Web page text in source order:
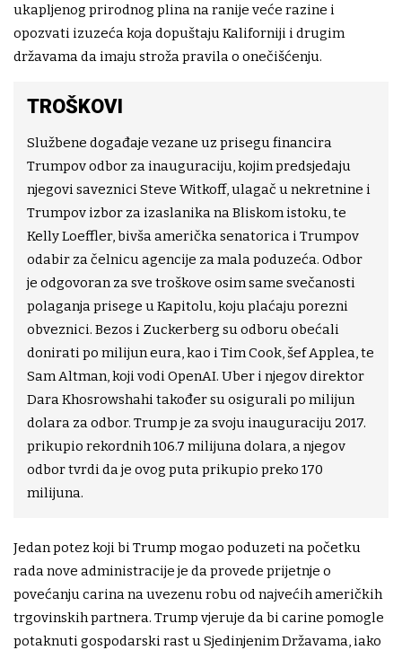
ukapljenog prirodnog plina na ranije veće razine i
opozvati izuzeća koja dopuštaju Kaliforniji i drugim
državama da imaju stroža pravila o onečišćenju.
TROŠKOVI
Službene događaje vezane uz prisegu financira
Trumpov odbor za inauguraciju, kojim predsjedaju
njegovi saveznici Steve Witkoff, ulagač u nekretnine i
Trumpov izbor za izaslanika na Bliskom istoku, te
Kelly Loeffler, bivša američka senatorica i Trumpov
odabir za čelnicu agencije za mala poduzeća. Odbor
je odgovoran za sve troškove osim same svečanosti
polaganja prisege u Kapitolu, koju plaćaju porezni
obveznici. Bezos i Zuckerberg su odboru obećali
donirati po milijun eura, kao i Tim Cook, šef Applea, te
Sam Altman, koji vodi OpenAI. Uber i njegov direktor
Dara Khosrowshahi također su osigurali po milijun
dolara za odbor. Trump je za svoju inauguraciju 2017.
prikupio rekordnih 106.7 milijuna dolara, a njegov
odbor tvrdi da je ovog puta prikupio preko 170
milijuna.
Jedan potez koji bi Trump mogao poduzeti na početku
rada nove administracije je da provede prijetnje o
povećanju carina na uvezenu robu od najvećih američkih
trgovinskih partnera. Trump vjeruje da bi carine pomogle
potaknuti gospodarski rast u Sjedinjenim Državama, iako